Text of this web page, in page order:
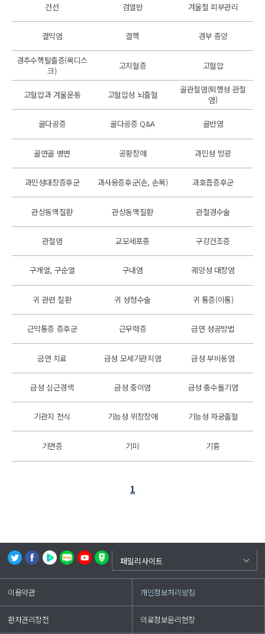
건선 검열반 겨울철 피부관리
결막염 결핵 경부 종양
경추수핵탈출증(목디스
크)
고지혈증 고혈압
고혈압과 겨울운동 고혈압성 뇌출혈
골관절염(퇴행성 관절
염)
골다공증 골다공증 Q&A 골반염
골연골 병변 공황장애 과민성 방광
과민성대장증후군 과사용증후군(손, 손목) 과호흡증후군
관상동맥질환 관상동맥질환 관절경수술
관절염 교모세포종 구강건조증
구개열, 구순열 구내염 궤양성 대장염
귀 관련 질환 귀 성형수술 귀 통증(이통)
근막통증 증후군 근무력증 금연 성공방법
금연 치료 급성 모세기관지염 급성 부비동염
급성 심근경색 급성 중이염 급성 충수돌기염
기관지 천식 기능성 위장장애 기능성 자궁출혈
기면증 기미 기흉
1
패밀리사이트
백중앙의료원
부산백병원
상계백병원
이용약관 개인정보처리방침
환자권리장전 의료정보윤리헌장